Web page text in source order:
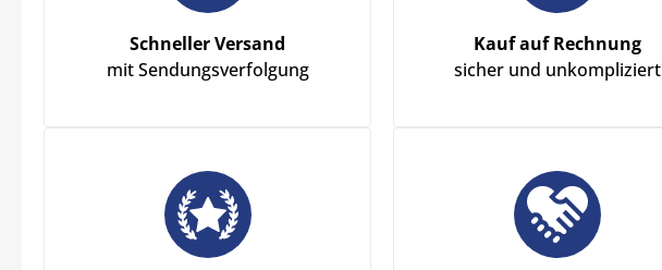
Schneller Versand
mit Sendungsverfolgung
Kauf auf Rechnung
sicher und unkompliziert